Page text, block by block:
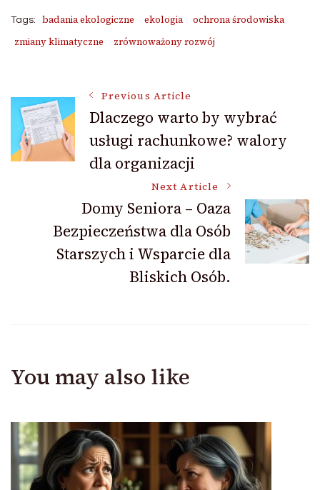
Tags: badania ekologiczne ekologia
ochrona środowiska
zmiany klimatyczne
zrównoważony rozwój
Post
Navigation
Previous Article
Dlaczego warto by wybrać
usługi rachunkowe? walory
dla organizacji
Next Article
Domy Seniora – Oaza
Bezpieczeństwa dla Osób
Starszych i Wsparcie dla
Bliskich Osób.
You may also like